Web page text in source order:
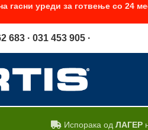
683 · 031 453 905 ·
Испорака од ЛАГЕР
уреди за готвење со 24